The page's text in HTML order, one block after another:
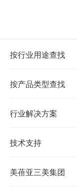
按行业用途查找
按产品类型查找
行业解决方案
技术支持
美蓓亚三美集团